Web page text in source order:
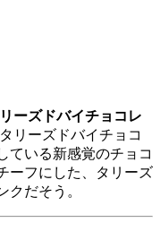
ーズドバイチョコレ
タリーズドバイチョコ
ている新感覚のチョコ
ーフにした、タリーズ
クだそう。